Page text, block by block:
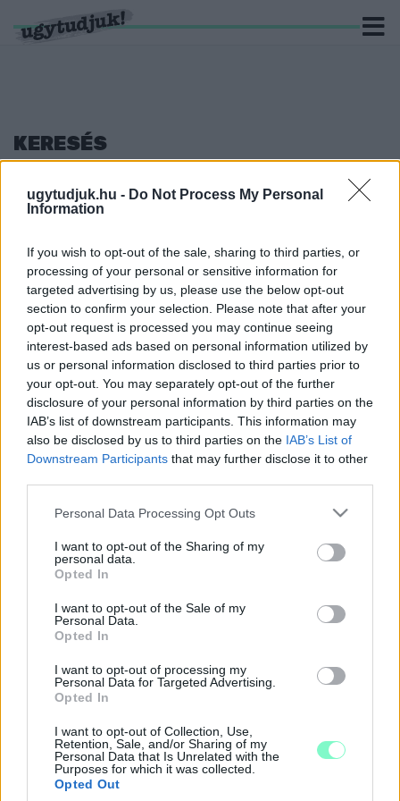
ugytudjuk.hu - Do Not Process My Personal
Information
If you wish to opt-out of the sale, sharing to third parties, or
processing of your personal or sensitive information for
targeted advertising by us, please use the below opt-out
section to confirm your selection. Please note that after your
opt-out request is processed you may continue seeing
interest-based ads based on personal information utilized by
us or personal information disclosed to third parties prior to
your opt-out. You may separately opt-out of the further
disclosure of your personal information by third parties on the
IAB’s list of downstream participants. This information may
also be disclosed by us to third parties on the IAB’s List of
Downstream Participants that may further disclose it to other
Please note that this website/app uses one or more Google
not limited to your visit or usage behaviour. You may click to
grant or deny consent to Google and its third-party tags to
use your data for below specified purposes in below Google
consent section.
Personal Data Processing Opt Outs
I want to opt-out of the Sharing of my
personal data.
Opted In
I want to opt-out of the Sale of my
Personal Data.
Opted In
I want to opt-out of processing my
Personal Data for Targeted Advertising.
Opted In
I want to opt-out of Collection, Use,
Retention, Sale, and/or Sharing of my
Personal Data that Is Unrelated with the
Purposes for which it was collected.
Opted Out
KERESÉS
2022. május. 21. 08:09
De aztán hamar naposra fordul az idő.
GOMOLYOS IS, ZÁPOROS IS
2022. május. 04. 06:03
Erős, viharos széllökések lehetnek.
VIHAROS SZÉL VÁRHATÓ
2022. február. 25. 06:29
Hidegfront hatására megvastagszik a felhőzet.
AZ ÉG IS MEGDÖRRENHET
2022. február. 17. 05:58
SZERDA
2022. február. 02. 06:41
A szél miatt ismét kiadták a citromsárga riasztást.
2021. december. 01. 06:05
Cserébe egyre nagyobb területen süt ki a nap.
2021. szeptember. 24. 06:07
A legmelegebb órákban 19-27 fok várható.
ZÁPOR MÁR CSAK A KELETEN VÁRHATÓ
2021. június. 01. 05:58
Szél viszont sokfelé lesz.